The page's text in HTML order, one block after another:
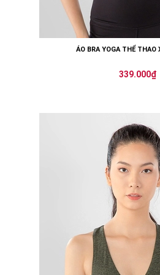
339.000₫